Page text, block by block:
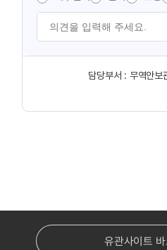
담당부서 : 무역안보
유관사이트